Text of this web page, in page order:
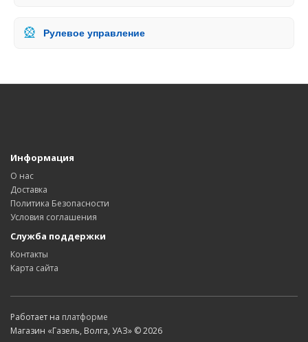
🎡 Рулевое управление
Информация
О нас
Доставка
Политика Безопасности
Условия соглашения
Служба поддержки
Контакты
Карта сайта
Работает на платформе
Магазин «Газель, Волга, УАЗ» © 2026